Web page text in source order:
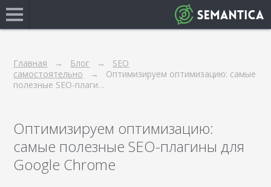
Главная Блог
SEO
самостоятельно
Оптимизируем оптимизацию: самые
полезные SEO-плаги…
Оптимизируем оптимизацию:
самые полезные SEO-плагины для
Google Chrome